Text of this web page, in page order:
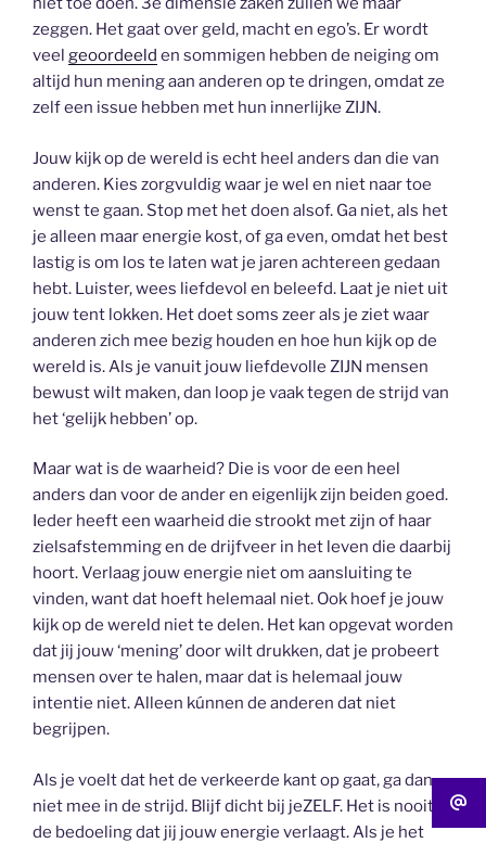
zeggen. Het gaat over geld, macht en ego’s. Er wordt
veel geoordeeld en sommigen hebben de neiging om
altijd hun mening aan anderen op te dringen, omdat ze
zelf een issue hebben met hun innerlijke ZIJN.
Jouw kijk op de wereld is echt heel anders dan die van
anderen. Kies zorgvuldig waar je wel en niet naar toe
wenst te gaan. Stop met het doen alsof. Ga niet, als het
je alleen maar energie kost, of ga even, omdat het best
lastig is om los te laten wat je jaren achtereen gedaan
hebt. Luister, wees liefdevol en beleefd. Laat je niet uit
jouw tent lokken. Het doet soms zeer als je ziet waar
anderen zich mee bezig houden en hoe hun kijk op de
wereld is. Als je vanuit jouw liefdevolle ZIJN mensen
bewust wilt maken, dan loop je vaak tegen de strijd van
het ‘gelijk hebben’ op.
Maar wat is de waarheid? Die is voor de een heel
anders dan voor de ander en eigenlijk zijn beiden goed.
Ieder heeft een waarheid die strookt met zijn of haar
zielsafstemming en de drijfveer in het leven die daarbij
hoort. Verlaag jouw energie niet om aansluiting te
vinden, want dat hoeft helemaal niet. Ook hoef je jouw
kijk op de wereld niet te delen. Het kan opgevat worden
dat jij jouw ‘mening’ door wilt drukken, dat je probeert
mensen over te halen, maar dat is helemaal jouw
intentie niet. Alleen kúnnen de anderen dat niet
begrijpen.
Als je voelt dat het de verkeerde kant op gaat, ga dan
niet mee in de strijd. Blijf dicht bij jeZELF. Het is nooit
de bedoeling dat jij jouw energie verlaagt. Als je het